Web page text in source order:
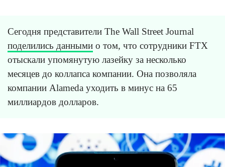
Сегодня представители The Wall Street Journal
поделились данными о том, что сотрудники FTX
отыскали упомянутую лазейку за несколько
месяцев до коллапса компании. Она позволяла
компании Alameda уходить в минус на 65
миллиардов долларов.